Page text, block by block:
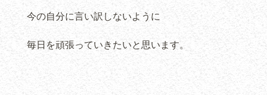
今の自分に言い訳しないように
毎日を頑張っていきたいと思います。